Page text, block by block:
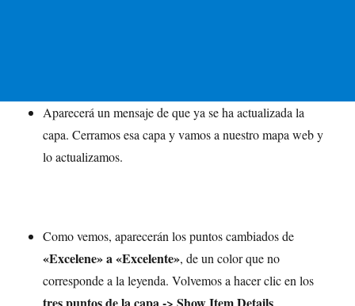
Aparecerá un mensaje de que ya se ha actualizada la
capa. Cerramos esa capa y vamos a nuestro mapa web y
lo actualizamos.
Como vemos, aparecerán los puntos cambiados de
«Excelene» a «Excelente», de un color que no
corresponde a la leyenda. Volvemos a hacer clic en los